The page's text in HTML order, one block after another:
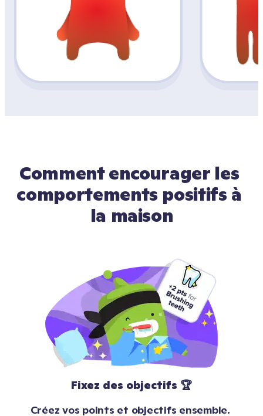
Comment encourager les
comportements positifs à
la maison
Fixez des objectifs 🏆
Créez vos points et objectifs ensemble.